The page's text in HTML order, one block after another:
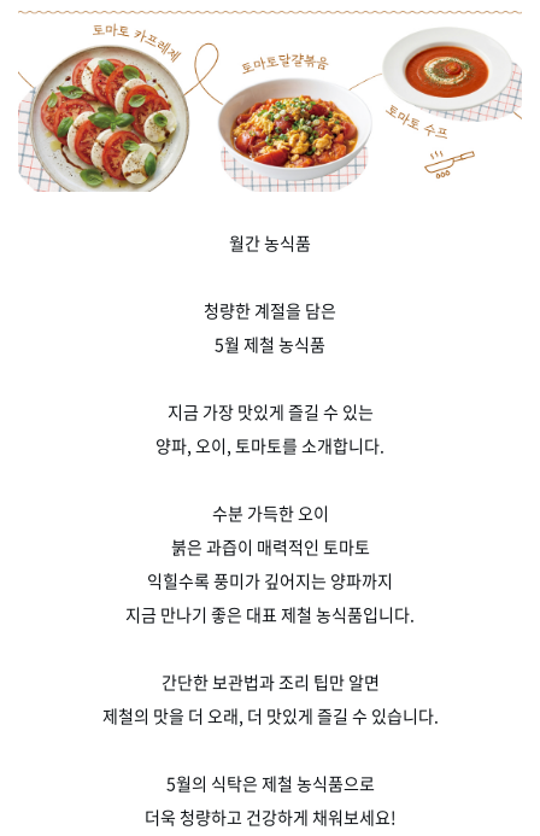
월간 농식품
청량한 계절을 담은
5월 제철 농식품
지금 가장 맛있게 즐길 수 있는
양파, 오이, 토마토를 소개합니다.
수분 가득한 오이
붉은 과즙이 매력적인 토마토
익힐수록 풍미가 깊어지는 양파까지
지금 만나기 좋은 대표 제철 농식품입니다.
간단한 보관법과 조리 팁만 알면
제철의 맛을 더 오래, 더 맛있게 즐길 수 있습니다.
5월의 식탁은 제철 농식품으로
더욱 청량하고 건강하게 채워보세요!